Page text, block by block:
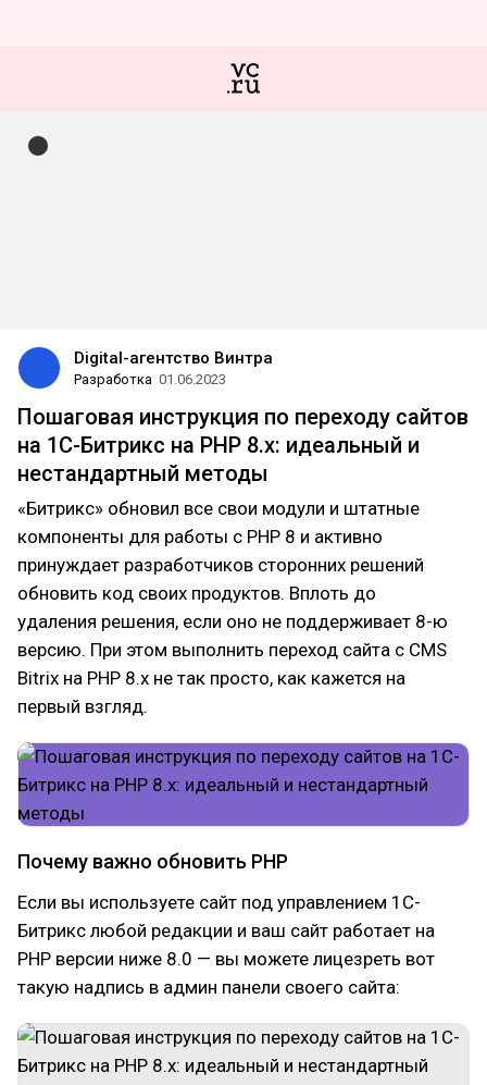
Digital-агентство Винтра
Разработка 01.06.2023
Пошаговая инструкция по переходу сайтов
на 1С-Битрикс на PHP 8.x: идеальный и
нестандартный методы
«Битрикс» обновил все свои модули и штатные
компоненты для работы с PHP 8 и активно
принуждает разработчиков сторонних решений
обновить код своих продуктов. Вплоть до
удаления решения, если оно не поддерживает 8-ю
версию. При этом выполнить переход сайта с CMS
Bitrix на PHP 8.x не так просто, как кажется на
первый взгляд.
Почему важно обновить PHP
Если вы используете сайт под управлением 1С-
Битрикс любой редакции и ваш сайт работает на
PHP версии ниже 8.0 — вы можете лицезреть вот
такую надпись в админ панели своего сайта: